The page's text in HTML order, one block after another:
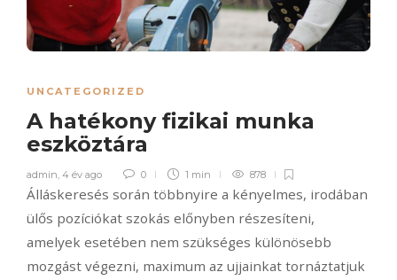
UNCATEGORIZED
A hatékony fizikai munka
eszköztára
admin, 4 év ago 0 1 min 878
Álláskeresés során többnyire a kényelmes, irodában
ülős pozíciókat szokás előnyben részesíteni,
amelyek esetében nem szükséges különösebb
mozgást végezni, maximum az ujjainkat tornáztatjuk